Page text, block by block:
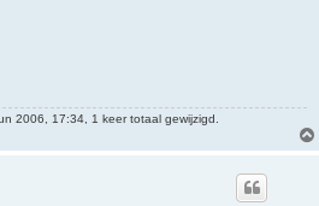
2006, 17:34, 1 keer totaal gewijzigd.